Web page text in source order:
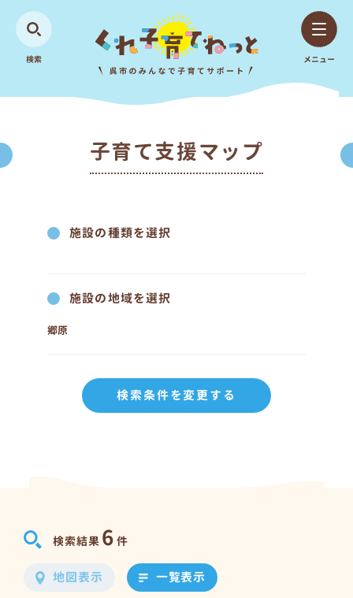
検索 メニュー
子育て支援マップ
施設の種類を選択
施設の地域を選択
郷原
検索条件を変更する
検索結果 6 件
地図表示 一覧表示